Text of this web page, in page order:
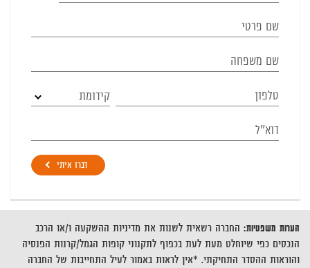
קידומת
דברו איתי
הערות משפטיות: החברה רשאית לשנות את מדיניות ההשקעה ו/או הרכב
הנכסים כפי שיוחלט מעת לעת בכפוף לתקנוני קופות הגמל/קרנות הפנסיה
והוראות ההסדר התחיקתי. *אין לראות באמור לעיל התחייבות של החברה